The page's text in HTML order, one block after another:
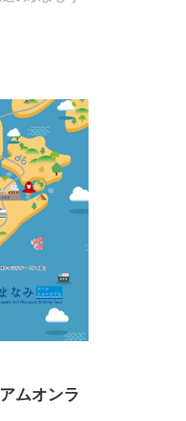
ムオンラ